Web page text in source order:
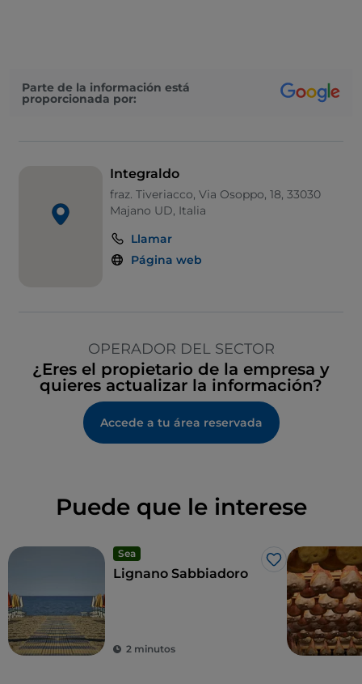
Parte de la información está
proporcionada por:
Integraldo
fraz. Tiveriacco, Via Osoppo, 18, 33030
Majano UD, Italia
Llamar
Página web
OPERADOR DEL SECTOR
¿Eres el propietario de la empresa y
quieres actualizar la información?
Accede a tu área reservada
Puede que le interese
Sea
Me gusta
Lignano Sabbiadoro
2 minutos